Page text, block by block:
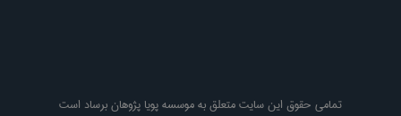
تمامی حقوق این سایت متعلق به موسسه پویا پژوهان برساد است